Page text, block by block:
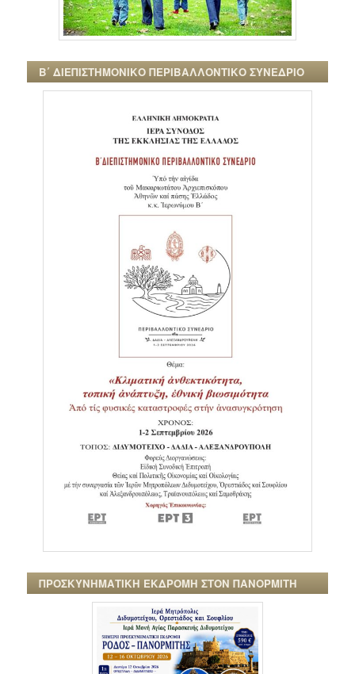
Β΄ ΔΙΕΠΙΣΤΗΜΟΝΙΚΟ ΠΕΡΙΒΑΛΛΟΝΤΙΚΟ ΣΥΝΕΔΡΙΟ
ΠΡΟΣΚΥΝΗΜΑΤΙΚΗ ΕΚΔΡΟΜΗ ΣΤΟΝ ΠΑΝΟΡΜΙΤΗ